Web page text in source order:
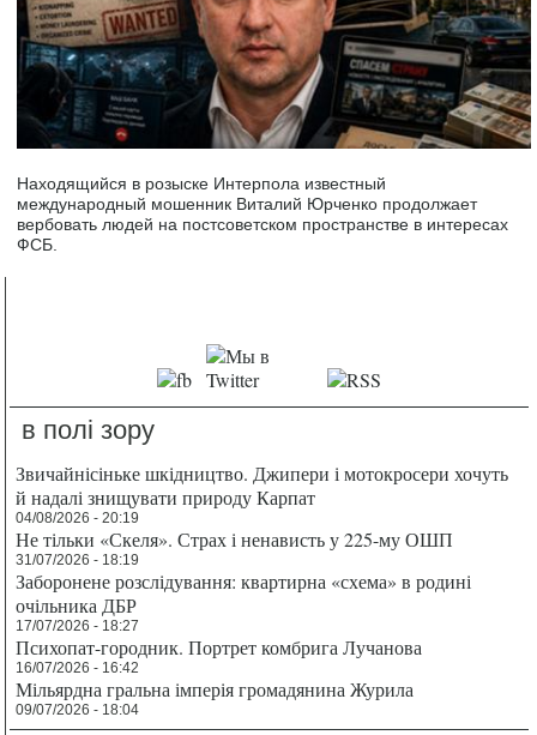
Находящийся в розыске Интерпола известный
международный мошенник Виталий Юрченко продолжает
вербовать людей на постсоветском пространстве в интересах
ФСБ.
в полі зору
Звичайнісіньке шкідництво. Джипери і мотокросери хочуть
й надалі знищувати природу Карпат
04/08/2026 - 20:19
Не тільки «Скеля». Страх і ненависть у 225-му ОШП
31/07/2026 - 18:19
Заборонене розслідування: квартирна «схема» в родині
очільника ДБР
17/07/2026 - 18:27
Психопат-городник. Портрет комбрига Лучанова
16/07/2026 - 16:42
Мільярдна гральна імперія громадянина Журила
09/07/2026 - 18:04